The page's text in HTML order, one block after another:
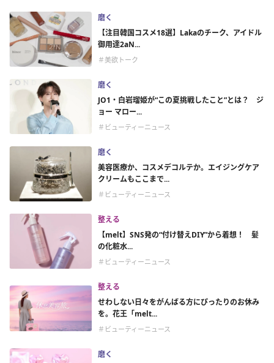
磨く
【注目韓国コスメ18選】Lakaのチーク、アイドル
御用達2aN...
＃美欲トーク
磨く
JO1・白岩瑠姫が“この夏挑戦したこと”とは？ ジ
ョー マロー...
＃ビューティーニュース
磨く
美容医療か、コスメデコルテか。エイジングケア
クリームもここまで...
＃ビューティーニュース
整える
【melt】SNS発の“付け替えDIY”から着想！ 髪
の化粧水...
＃ビューティーニュース
整える
せわしない日々をがんばる方にぴったりのお休み
を。花王「melt...
＃ビューティーニュース
磨く